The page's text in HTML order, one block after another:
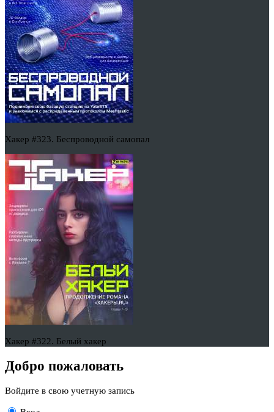
Хакер #323. Беспроводной самопал
Хакер #322. Белый хакер
Добро пожаловать
Войдите в свою учетную запись